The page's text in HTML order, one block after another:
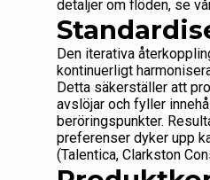
detaljer om flöden, se
Den iterativa
kontinuerligt
Detta säkerställer att
avslöjar och fyller
beröringspunkter.
preferenser dyker upp
(Talentica, Clarkston